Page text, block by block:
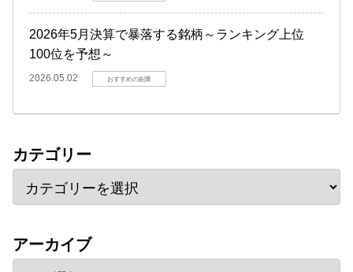
2026年5月決算で暴落する銘柄～ランキング上位
100位を予想～
2026.05.02 おすすめの副業
カテゴリー
アーカイブ